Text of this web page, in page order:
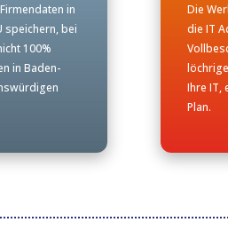
in
speichern, bei
100%
in Baden-
Die
die IT
Ihre IT,
Plan.